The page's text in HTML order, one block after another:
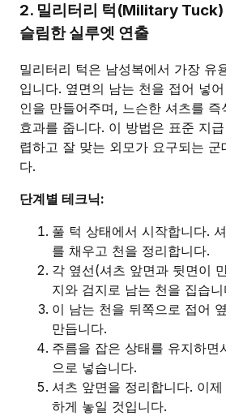
2. 밀리터리 턱(Military
슬림한 실루엣 연출
밀리터리 턱은 남성복에서 가장 유
입니다. 옆면의 남는 천을 접어 넣
인을 만들어주며, 느슨한 셔츠를 즉
효과를 줍니다. 이 방법은 표준 지
렵하고 잘 맞는 외모가 요구되는 군
다.
단계별 테크닉:
풀 턱 상태에서 시작합니다.
를 채우고 천을 정리합니다.
각 옆선(셔츠 앞면과 뒷면이
지와 검지로 남는 천을 집습니
이 남는 천을 뒤쪽으로 접어
만듭니다.
주름을 잡은 상태를 유지하면
으로 넣습니다.
셔츠 앞면을 정리합니다. 이
하게 놓일 것입니다.